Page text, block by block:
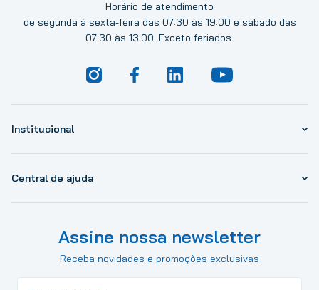
Horário de atendimento
de segunda à sexta-feira das 07:30 às 19:00 e sábado das
07:30 às 13:00. Exceto feriados.
Institucional
Central de ajuda
Assine nossa newsletter
Receba novidades e promoções exclusivas